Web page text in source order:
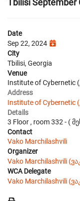
Date
Sep 22, 2024
City
Tbilisi, Georgia
Venue
Institute of Cybernetic
Address
Institute of Cybernetic
Details
3 Floor , room 332 - (
Contact
Vako Marchilashvili
Organizer
Vako Marchilashvili
WCA Delegate
Vako Marchilashvili